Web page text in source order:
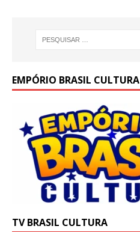
EMPÓRIO BRASIL CULTURA
TV BRASIL CULTURA